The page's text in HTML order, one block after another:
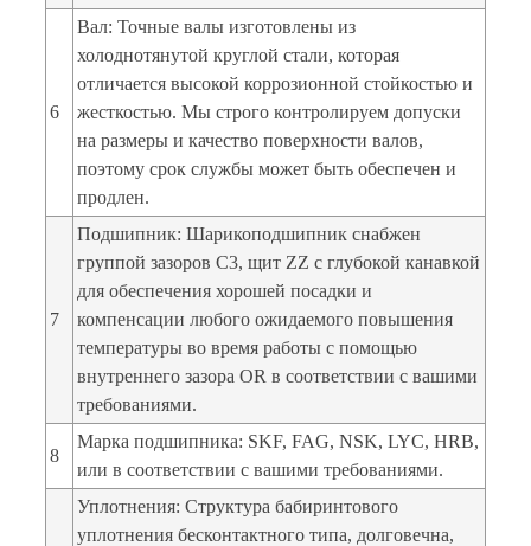
6
Вал: Точные валы изготовлены из
холоднотянутой круглой стали, которая
отличается высокой коррозионной стойкостью и
жесткостью. Мы строго контролируем допуски
на размеры и качество поверхности валов,
поэтому срок службы может быть обеспечен и
продлен.
7
Подшипник: Шарикоподшипник снабжен
группой зазоров C3, щит ZZ с глубокой канавкой
для обеспечения хорошей посадки и
компенсации любого ожидаемого повышения
температуры во время работы с помощью
внутреннего зазора OR в соответствии с вашими
требованиями.
8
Марка подшипника: SKF, FAG, NSK, LYC, HRB,
или в соответствии с вашими требованиями.
Уплотнения: Структура бабиринтового
уплотнения бесконтактного типа, долговечна,